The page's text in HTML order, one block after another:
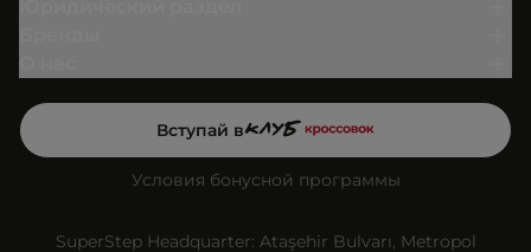
Вступай в
Условия бонусной программы
SuperStep Headquarter: Ataşehir Bulvarı, Metropol